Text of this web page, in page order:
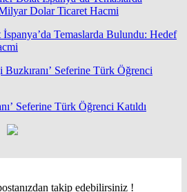
Temaslarda Bulundu: Hedef
Seferine Türk Öğrenci Katıldı
takip edebilirsiniz !